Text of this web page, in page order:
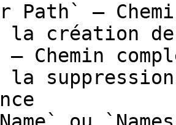
Path` —
création
Chemin
la